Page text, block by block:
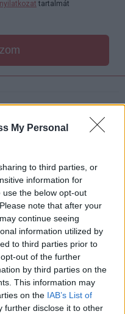
My Personal
to third parties, or
information for
the below opt-out
note that after your
continue seeing
information utilized by
to third parties prior to
out of the further
by third parties on the
This information may
on the IAB’s List of
further disclose it to other
tartalmát
az árva